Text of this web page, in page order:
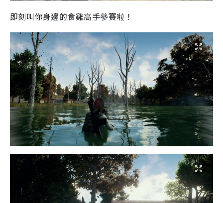
即刻叫你身邊的食雞高手參賽啦！